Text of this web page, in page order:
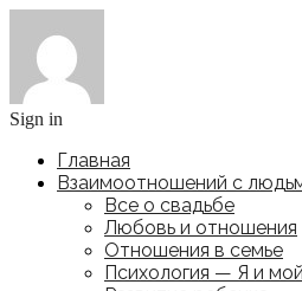
Sign in
Главная
Взаимоотношений с
Все о свадьбе
Любовь и отношения
Отношения в семье
Психология — Я и